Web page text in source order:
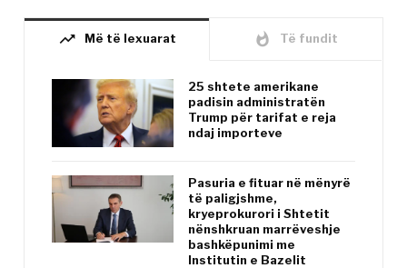
trending_up Më të lexuarat whatshot Të fundit
25 shtete amerikane
padisin administratën
Trump për tarifat e reja
ndaj importeve
Pasuria e fituar në mënyrë
të paligjshme,
kryeprokurori i Shtetit
nënshkruan marrëveshje
bashkëpunimi me
Institutin e Bazelit